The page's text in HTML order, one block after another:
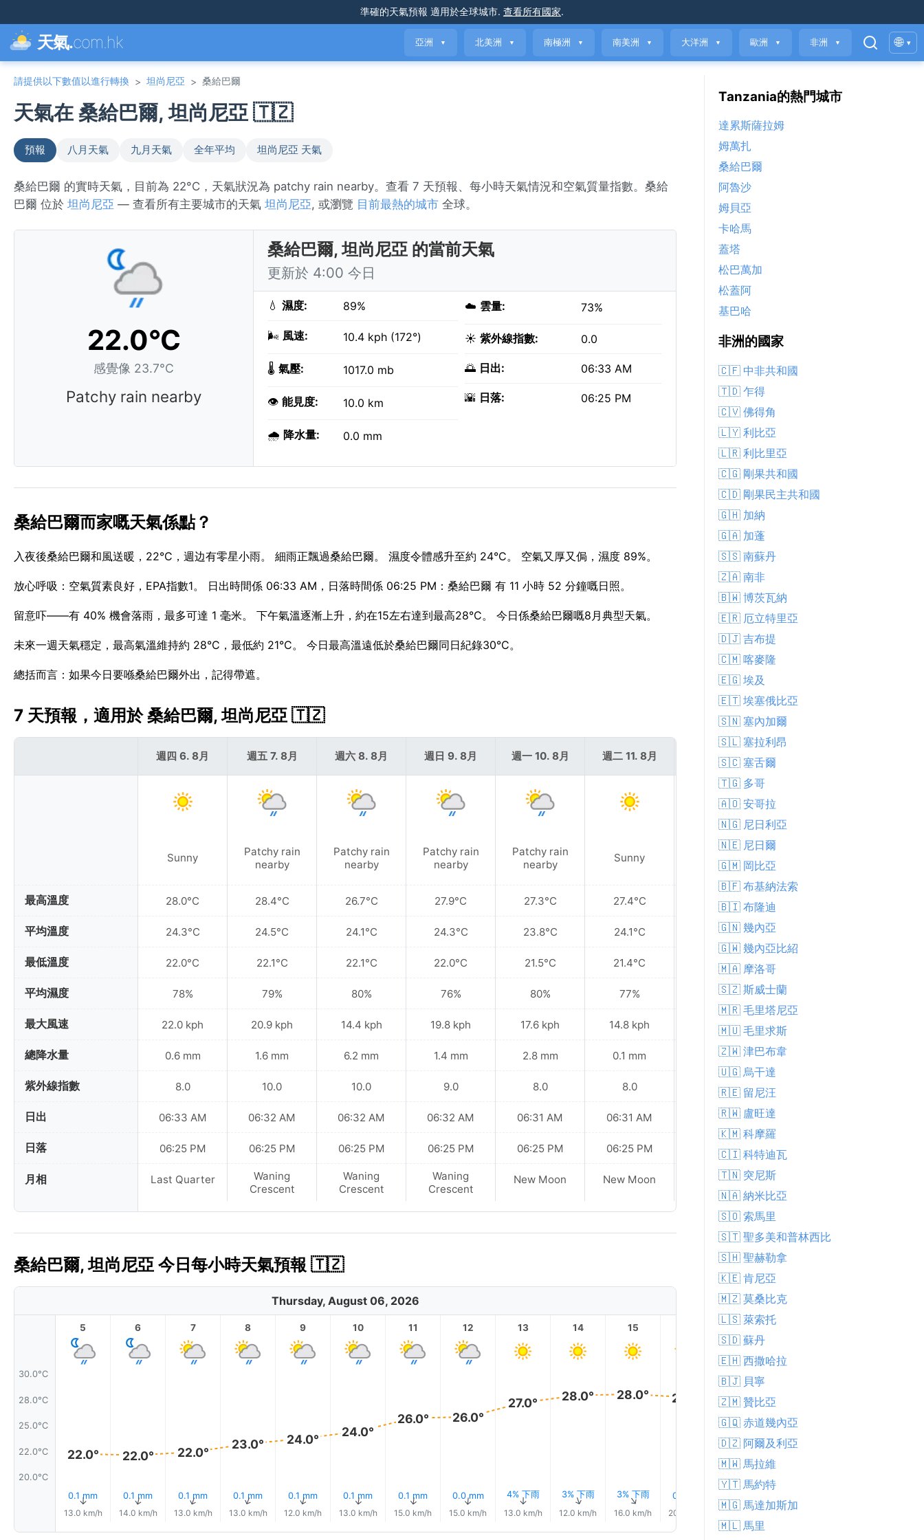
準確的天氣預報 適用於全球城市. 查看所有國家.
天氣.com.hk 亞洲 ▼ 北美洲 ▼ 南極洲 ▼ 南美洲 ▼ 大洋洲 ▼ 歐洲 ▼ 非洲 ▼ 🌐 ▾
請提供以下數值以進行轉換 > 坦尚尼亞 > 桑給巴爾
天氣在 桑給巴爾, 坦尚尼亞 🇹🇿
預報 八月天氣 九月天氣 全年平均 坦尚尼亞 天氣
桑給巴爾 的實時天氣，目前為 22°C，天氣狀況為 patchy rain nearby。查看 7 天預報、每小時天氣情況和空氣質量指數。桑給
巴爾 位於 坦尚尼亞 — 查看所有主要城市的天氣 坦尚尼亞, 或瀏覽 目前最熱的城市 全球。
22.0°C
感覺像 23.7°C
Patchy rain nearby
桑給巴爾, 坦尚尼亞 的當前天氣
更新於 4:00 今日
💧 濕度: 89%
🌬️ 風速: 10.4 kph (172°)
🌡️ 氣壓: 1017.0 mb
👁️ 能見度: 10.0 km
🌧️ 降水量: 0.0 mm
☁️ 雲量: 73%
☀️ 紫外線指數: 0.0
🌅 日出: 06:33 AM
🌇 日落: 06:25 PM
桑給巴爾而家嘅天氣係點？
入夜後桑給巴爾和風送暖，22°C，週边有零星小雨。 細雨正飄過桑給巴爾。 濕度令體感升至約 24°C。 空氣又厚又侷，濕度 89%。
放心呼吸：空氣質素良好，EPA指數1。 日出時間係 06:33 AM，日落時間係 06:25 PM：桑給巴爾 有 11 小時 52 分鐘嘅日照。
留意吓——有 40% 機會落雨，最多可達 1 毫米。 下午氣溫逐漸上升，約在15左右達到最高28°C。 今日係桑給巴爾嘅8月典型天氣。
未來一週天氣穩定，最高氣溫維持約 28°C，最低約 21°C。 今日最高溫遠低於桑給巴爾同日紀錄30°C。
總括而言：如果今日要喺桑給巴爾外出，記得帶遮。
7 天預報，適用於 桑給巴爾, 坦尚尼亞 🇹🇿
最高溫度
平均溫度
最低溫度
平均濕度
最大風速
總降水量
紫外線指數
日出
日落
月相
週四 6. 8月
Sunny
28.0°C
24.3°C
22.0°C
78%
22.0 kph
0.6 mm
8.0
06:33 AM
06:25 PM
Last Quarter
週五 7. 8月
Patchy rain
nearby
28.4°C
24.5°C
22.1°C
79%
20.9 kph
1.6 mm
10.0
06:32 AM
06:25 PM
Waning
Crescent
週六 8. 8月
Patchy rain
nearby
26.7°C
24.1°C
22.1°C
80%
14.4 kph
6.2 mm
10.0
06:32 AM
06:25 PM
Waning
Crescent
週日 9. 8月
Patchy rain
nearby
27.9°C
24.3°C
22.0°C
76%
19.8 kph
1.4 mm
9.0
06:32 AM
06:25 PM
Waning
Crescent
週一 10. 8月
Patchy rain
nearby
27.3°C
23.8°C
21.5°C
80%
17.6 kph
2.8 mm
8.0
06:31 AM
06:25 PM
New Moon
週二 11. 8月
Sunny
27.4°C
24.1°C
21.4°C
77%
14.8 kph
0.1 mm
8.0
06:31 AM
06:25 PM
New Moon
週三 12. 8月
Sunny
28.1°C
24.2°C
21.2°C
76%
16.9 kph
0.6 mm
8.0
06:31 AM
06:25 PM
New Moon
桑給巴爾, 坦尚尼亞 今日每小時天氣預報 🇹🇿
Thursday, August 06, 2026
30.0°C
28.0°C
25.0°C
22.0°C
20.0°C
5
22.0°
0.1 mm
↑
13.0 km/h
6
22.0°
0.1 mm
↑
14.0 km/h
7
22.0°
0.1 mm
↑
13.0 km/h
8
23.0°
0.1 mm
↑
13.0 km/h
9
24.0°
0.1 mm
↑
12.0 km/h
10
24.0°
0.1 mm
↑
13.0 km/h
11
26.0°
0.1 mm
↑
15.0 km/h
12
26.0°
0.0 mm
↑
15.0 km/h
13
27.0°
4% 下雨
↑
13.0 km/h
14
28.0°
3% 下雨
↑
12.0 km/h
15
28.0°
3% 下雨
↑
16.0 km/h
28.0°
0.0 mm
20.0 km/h
17
27.0°
↑
22.0 km/h
26.0°
↑
21.0 km/h
Tanzania的熱門城市
達累斯薩拉姆
姆萬扎
桑給巴爾
阿魯沙
姆貝亞
卡哈馬
蓋塔
松巴萬加
松蓋阿
基巴哈
非洲的國家
🇨🇫 中非共和國
🇹🇩 乍得
🇨🇻 佛得角
🇱🇾 利比亞
🇱🇷 利比里亞
🇨🇬 剛果共和國
🇨🇩 剛果民主共和國
🇬🇭 加納
🇬🇦 加蓬
🇸🇸 南蘇丹
🇿🇦 南非
🇧🇼 博茨瓦納
🇪🇷 厄立特里亞
🇩🇯 吉布提
🇨🇲 喀麥隆
🇪🇬 埃及
🇪🇹 埃塞俄比亞
🇸🇳 塞內加爾
🇸🇱 塞拉利昂
🇸🇨 塞舌爾
🇹🇬 多哥
🇦🇴 安哥拉
🇳🇬 尼日利亞
🇳🇪 尼日爾
🇬🇲 岡比亞
🇧🇫 布基納法索
🇧🇮 布隆迪
🇬🇳 幾內亞
🇬🇼 幾內亞比紹
🇲🇦 摩洛哥
🇸🇿 斯威士蘭
🇲🇷 毛里塔尼亞
🇲🇺 毛里求斯
🇿🇼 津巴布韋
🇺🇬 烏干達
🇷🇪 留尼汪
🇷🇼 盧旺達
🇰🇲 科摩羅
🇨🇮 科特迪瓦
🇹🇳 突尼斯
🇳🇦 納米比亞
🇸🇴 索馬里
🇸🇹 聖多美和普林西比
🇸🇭 聖赫勒拿
🇰🇪 肯尼亞
🇲🇿 莫桑比克
🇱🇸 萊索托
🇸🇩 蘇丹
🇪🇭 西撒哈拉
🇧🇯 貝寧
🇿🇲 贊比亞
🇬🇶 赤道幾內亞
🇩🇿 阿爾及利亞
🇲🇼 馬拉維
🇾🇹 馬約特
🇲🇬 馬達加斯加
🇲🇱 馬里